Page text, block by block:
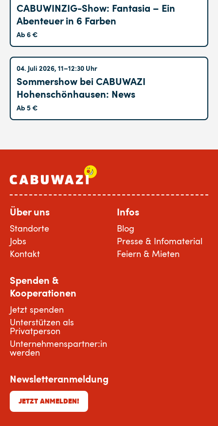
CABUWINZIG-Show: Fantasia – Ein
Abenteuer in 6 Farben
Ab 6 €
04. Juli 2026, 11–12:30 Uhr
Sommershow bei CABUWAZI
Hohenschönhausen: News
Ab 5 €
Über uns
Standorte
Jobs
Kontakt
Infos
Blog
Presse & Infomaterial
Feiern & Mieten
Spenden &
Kooperationen
Jetzt spenden
Unterstützen als
Privatperson
Unternehmenspartner:in
werden
Newsletteranmeldung
JETZT ANMELDEN!